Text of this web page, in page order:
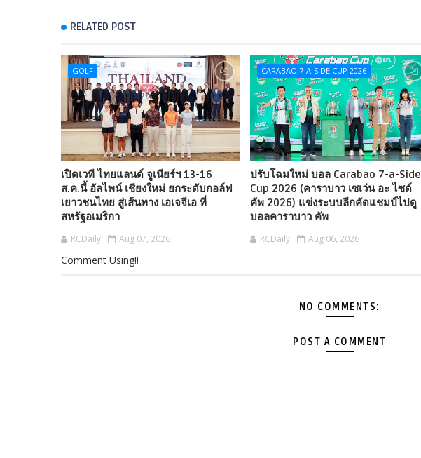
RELATED POST
GOLF
เปิดเวที ไทยแลนด์ จูเนียร์ฯ 13-16
ส.ค.นี้ อัลไพน์ เชียงใหม่ ยกระดับกอล์ฟ
เยาวชนไทย สู่เส้นทาง เอเจจีเอ ที่
สหรัฐอเมริกา
RCDaily Aug 07, 2026
CARABAO 7-A-SIDE CUP 2026
ปรับโฉมใหม่ บอล Carabao 7-a-Side
Cup 2026 (คาราบาว เซเว่น อะ ไซด์
คัพ 2026) แข่งระบบลีกคัดแชมป์ไปดู
บอลคาราบาว คัพ
RCDaily Aug 06, 2026
Comment Using!!
NO COMMENTS:
POST A COMMENT